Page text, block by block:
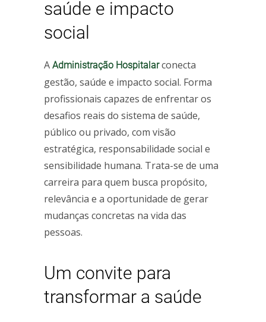
saúde e impacto
social
A Administração Hospitalarconecta
gestão, saúde e impacto social. Forma
profissionais capazes de enfrentar os
desafios reais do sistema de saúde,
público ou privado, com visão
estratégica, responsabilidade social e
sensibilidade humana. Trata-se de uma
carreira para quem busca propósito,
relevância e a oportunidade de gerar
mudanças concretas na vida das
pessoas.
Um convite para
transformar a saúde